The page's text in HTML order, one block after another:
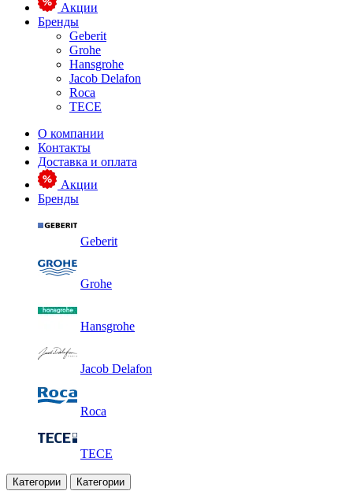
Акции
Бренды
Geberit
Grohe
Hansgrohe
Jacob Delafon
Roca
TECE
О компании
Контакты
Доставка и оплата
Акции
Бренды
Geberit
Grohe
Hansgrohe
Jacob Delafon
Roca
TECE
Категории Категории